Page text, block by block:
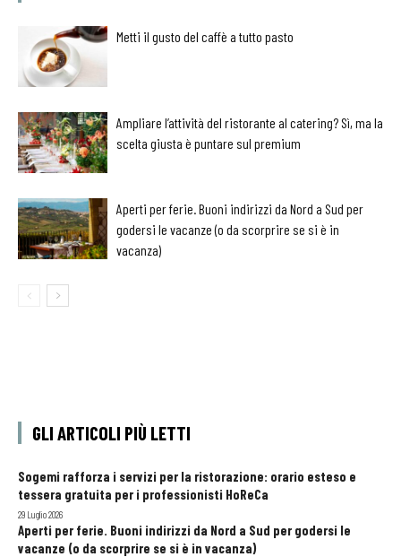
Metti il gusto del caffè a tutto pasto
Ampliare l’attività del ristorante al catering? Sì, ma la
scelta giusta è puntare sul premium
Aperti per ferie. Buoni indirizzi da Nord a Sud per
godersi le vacanze (o da scorprire se si è in
vacanza)
GLI ARTICOLI PIÙ LETTI
Sogemi rafforza i servizi per la ristorazione: orario esteso e
tessera gratuita per i professionisti HoReCa
29 Luglio 2026
Aperti per ferie. Buoni indirizzi da Nord a Sud per godersi le
vacanze (o da scorprire se si è in vacanza)